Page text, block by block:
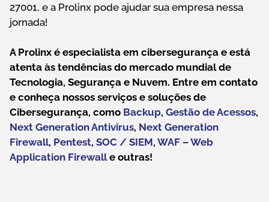
27001, e a Prolinx pode ajudar sua empresa nessa
jornada!
A Prolinx é especialista em cibersegurança e está
atenta às tendências do mercado mundial de
Tecnologia, Segurança e Nuvem. Entre em contato
e conheça nossos serviços e soluções de
Cibersegurança, como Backup, Gestão de Acessos,
Next Generation Antivirus, Next Generation
Firewall, Pentest, SOC / SIEM, WAF – Web
Application Firewalle outras!